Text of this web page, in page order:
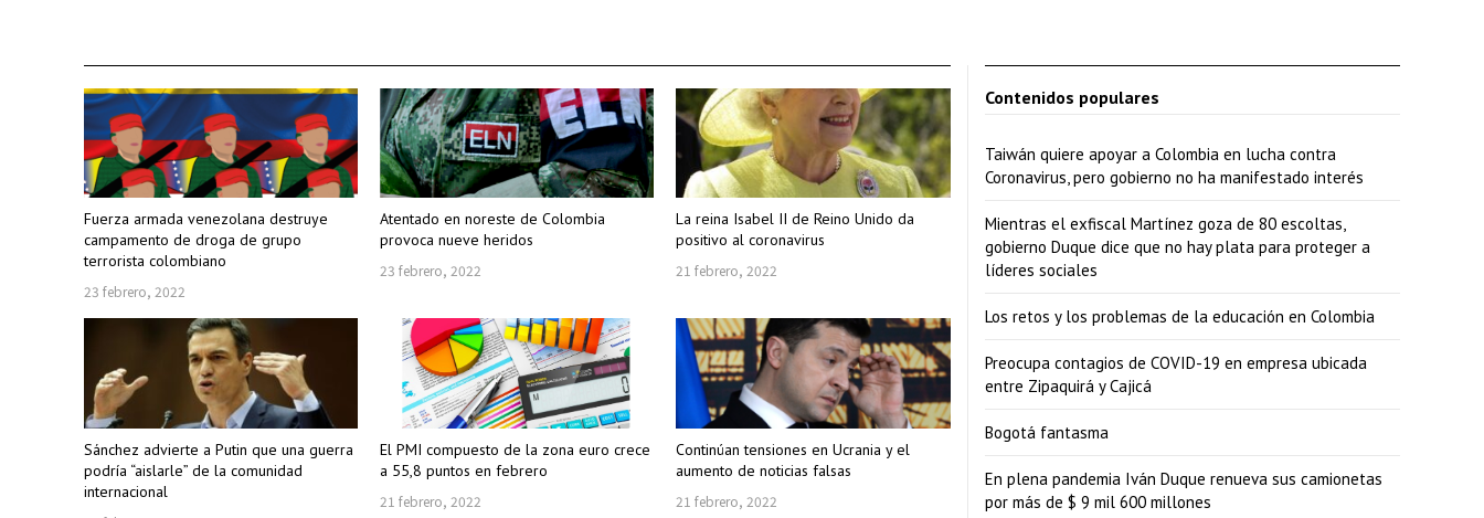
Fuerza armada venezolana destruye
campamento de droga de grupo
terrorista colombiano
23 febrero, 2022
Atentado en noreste de Colombia
provoca nueve heridos
23 febrero, 2022
La reina Isabel II de Reino Unido da
positivo al coronavirus
21 febrero, 2022
Sánchez advierte a Putin que una guerra
podría “aislarle” de la comunidad
internacional
El PMI compuesto de la zona euro crece
a 55,8 puntos en febrero
21 febrero, 2022
Continúan tensiones en Ucrania y el
aumento de noticias falsas
21 febrero, 2022
Contenidos populares
Taiwán quiere apoyar a Colombia en lucha contra
Coronavirus, pero gobierno no ha manifestado interés
Mientras el exfiscal Martínez goza de 80 escoltas,
gobierno Duque dice que no hay plata para proteger a
líderes sociales
Los retos y los problemas de la educación en Colombia
Preocupa contagios de COVID-19 en empresa ubicada
entre Zipaquirá y Cajicá
Bogotá fantasma
En plena pandemia Iván Duque renueva sus camionetas
por más de $ 9 mil 600 millones